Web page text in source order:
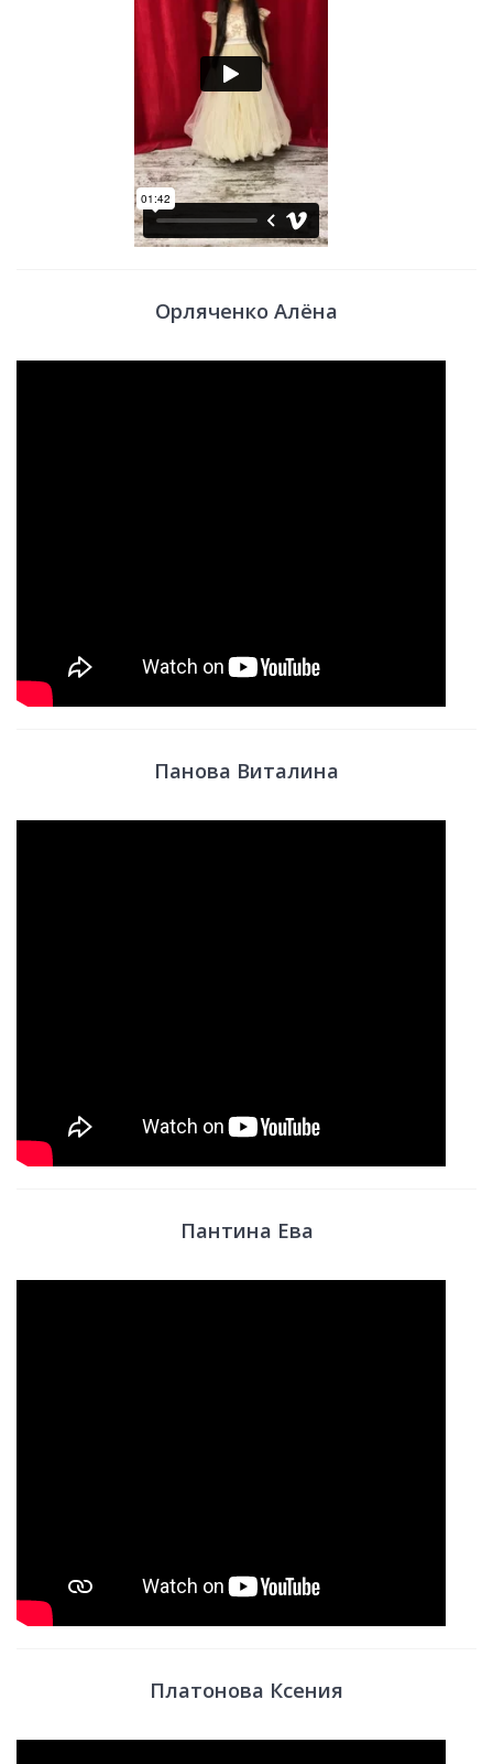
Орляченко Алёна
Панова Виталина
Пантина Ева
Платонова Ксения